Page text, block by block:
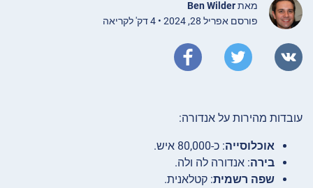
מאתBen Wilder
פורסם אפריל 28, 2024 • 4 דק' לקריאה
עובדות מהירות על אנדורה:
אוכלוסייה: כ-80,000 איש.
בירה: אנדורה לה ולה.
שפה רשמית: קטלאנית.